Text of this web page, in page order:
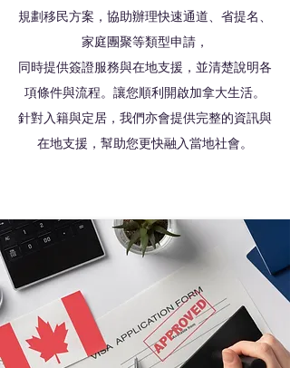
規劃移民方案，協助辦理快速通道、省提名、
家庭團聚等類型申請，
同時提供簽證服務與在地支援，並清楚說明各
項條件與流程。讓您順利開啟加拿大生活。
針對入籍與定居，我們亦會提供完整的資訊與
在地支援，幫助您更快融入當地社會。